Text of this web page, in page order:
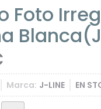
Foto
Blanca
Marca: J-LINE EN